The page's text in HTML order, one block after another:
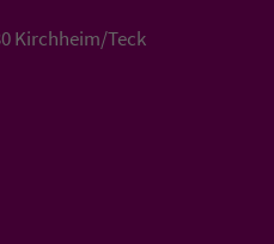
Kirchheim/Teck